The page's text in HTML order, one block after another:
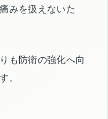
みを扱えないた
も防衛の強化へ向
。